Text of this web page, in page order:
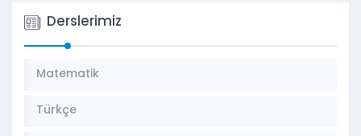
Derslerimiz
Matematik
Türkçe